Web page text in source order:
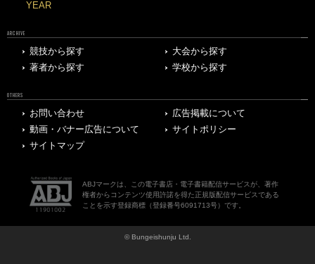
YEAR
ARCHIVE
競技から探す
大会から探す
著者から探す
学校から探す
OTHERS
お問い合わせ
広告掲載について
動画・バナー広告について
サイトポリシー
サイトマップ
ABJマークは、この電子書店・電子書籍配信サービスが、著作
権者からコンテンツ使用許諾を得た正規版配信サービスである
ことを示す登録商標（登録番号6091713号）です。
© Bungeishunju Ltd.